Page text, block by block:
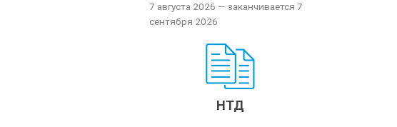
7 августа 2026 — заканчивается 7
сентября 2026
НТД